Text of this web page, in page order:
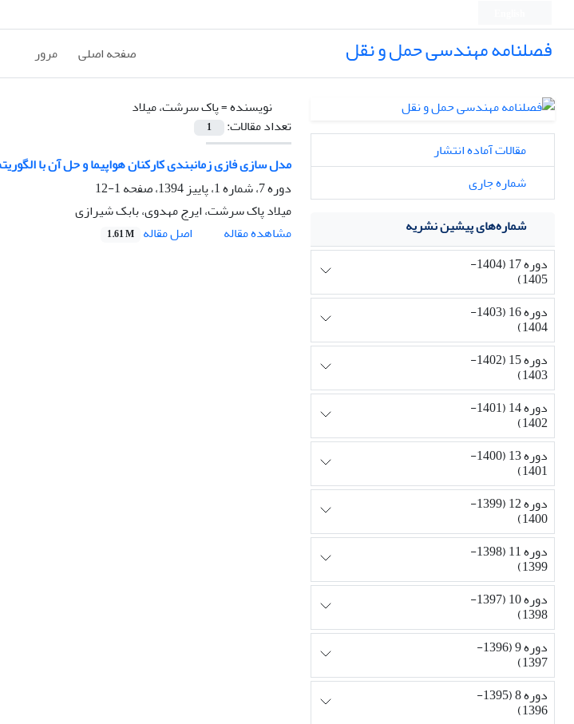
فصلنامه مهندسی حمل و نقل صفحه اصلی مرور
نویسنده =پاک سرشت، میلاد
تعداد مقالات:
1
مدل سازی فازی زمان‏بندی کارکنان هواپیما و حل آن با
دوره 7، شماره 1، پاییز 1394، صفحه
1-12
میلاد پاک سرشت، ایرج مهدوی، بابک شیرازی
مشاهده مقاله
اصل مقاله 1.61 M
مقالات آماده انتشار
شماره جاری
شماره‌های پیشین نشریه
دوره 17 (1404-
1405)
دوره 16 (1403-
1404)
دوره 15 (1402-
1403)
دوره 14 (1401-
1402)
دوره 13 (1400-
1401)
دوره 12 (1399-
1400)
دوره 11 (1398-
1399)
دوره 10 (1397-
1398)
دوره 9 (1396-
1397)
دوره 8 (1395-
1396)